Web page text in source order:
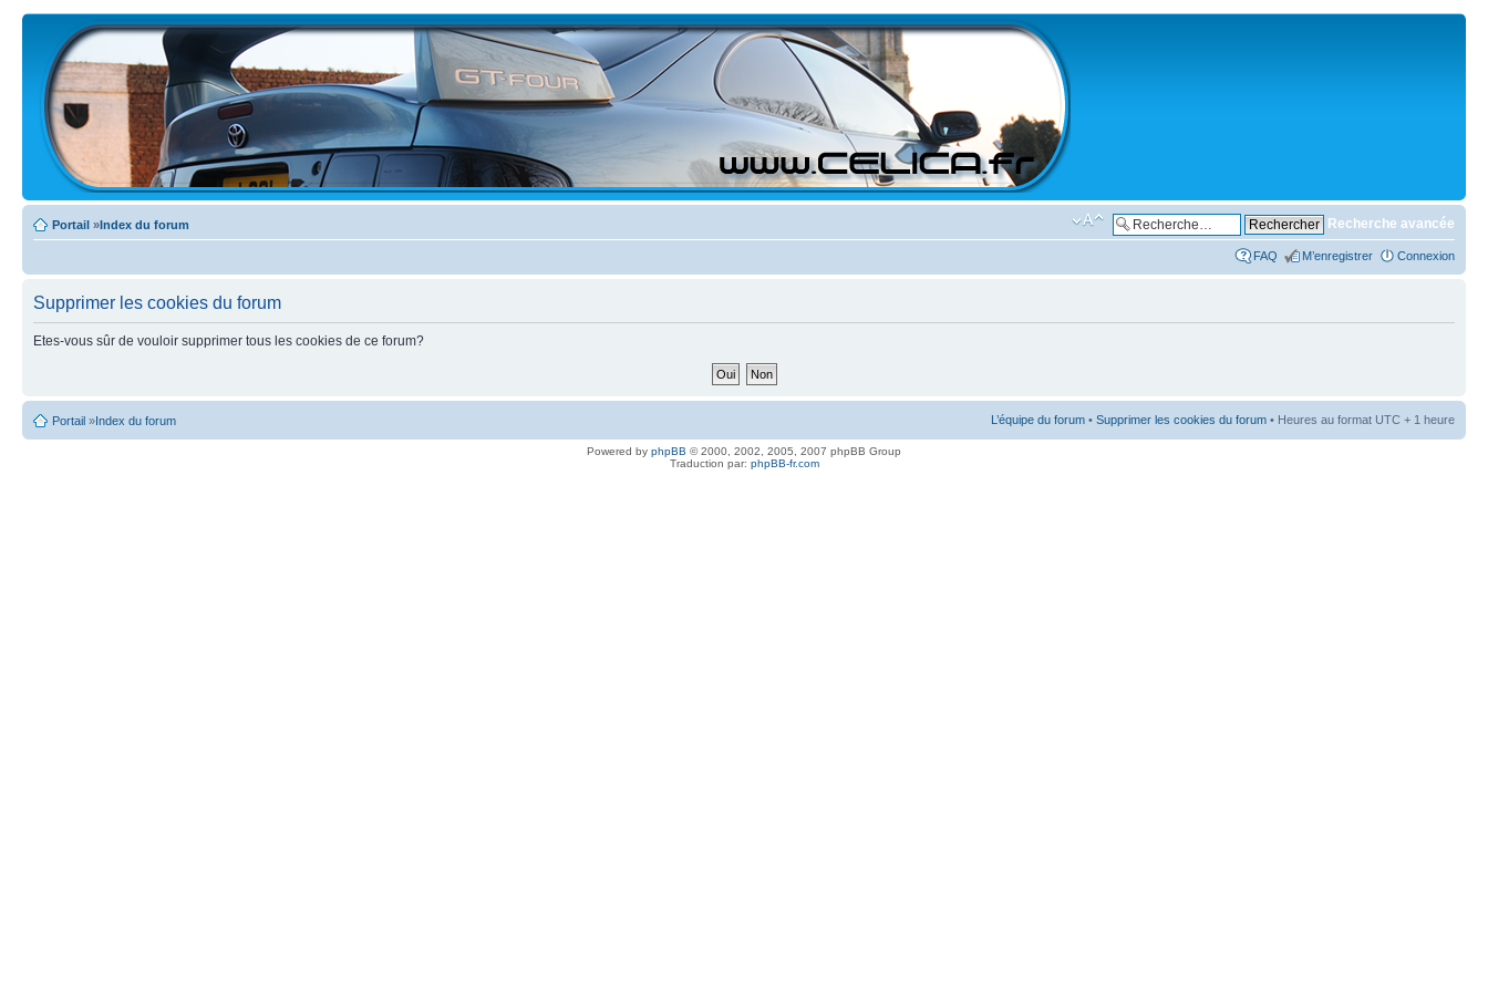
Portail »Index du forum Recherche avancée
FAQ M’enregistrer Connexion
Supprimer les cookies du forum
Etes-vous sûr de vouloir supprimer tous les cookies de ce forum?
Portail »Index du forum L’équipe du forum • Supprimer les cookies du forum • Heures au format UTC + 1 heure
Powered by phpBB © 2000, 2002, 2005, 2007 phpBB Group
Traduction par: phpBB-fr.com